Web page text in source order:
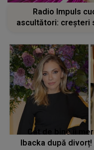
Radio Impuls
ascultători: creșteri
Cât de bine îi
Ibacka după